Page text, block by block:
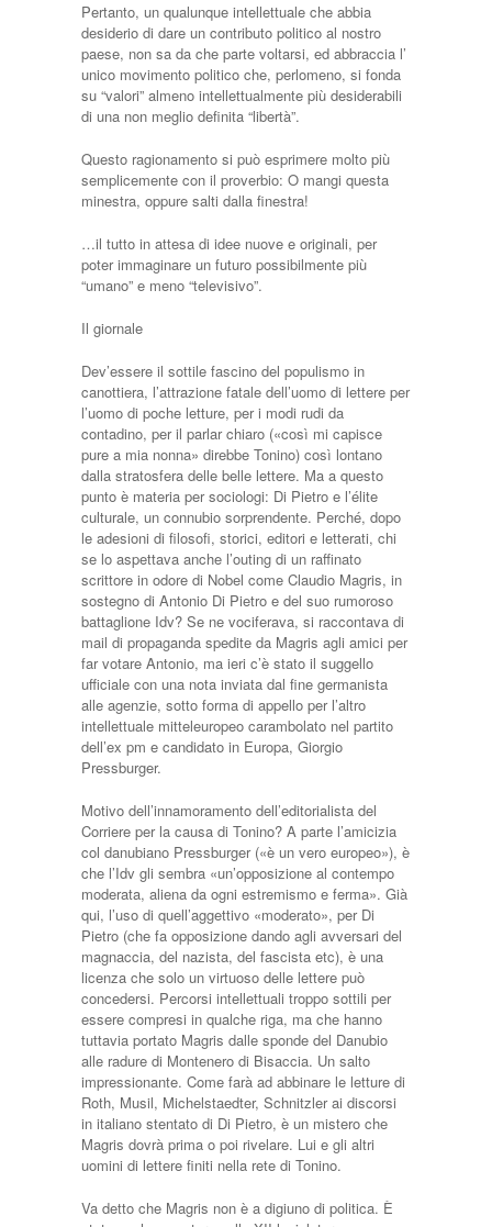
Pertanto, un qualunque intellettuale che abbia
desiderio di dare un contributo politico al nostro
paese, non sa da che parte voltarsi, ed abbraccia l’
unico movimento politico che, perlomeno, si fonda
su “valori” almeno intellettualmente più desiderabili
di una non meglio definita “libertà”.
Questo ragionamento si può esprimere molto più
semplicemente con il proverbio: O mangi questa
minestra, oppure salti dalla finestra!
…il tutto in attesa di idee nuove e originali, per
poter immaginare un futuro possibilmente più
“umano” e meno “televisivo”.
Il giornale
Dev’essere il sottile fascino del populismo in
canottiera, l’attrazione fatale dell’uomo di lettere per
l’uomo di poche letture, per i modi rudi da
contadino, per il parlar chiaro («così mi capisce
pure a mia nonna» direbbe Tonino) così lontano
dalla stratosfera delle belle lettere. Ma a questo
punto è materia per sociologi: Di Pietro e l’élite
culturale, un connubio sorprendente. Perché, dopo
le adesioni di filosofi, storici, editori e letterati, chi
se lo aspettava anche l’outing di un raffinato
scrittore in odore di Nobel come Claudio Magris, in
sostegno di Antonio Di Pietro e del suo rumoroso
battaglione Idv? Se ne vociferava, si raccontava di
mail di propaganda spedite da Magris agli amici per
far votare Antonio, ma ieri c’è stato il suggello
ufficiale con una nota inviata dal fine germanista
alle agenzie, sotto forma di appello per l’altro
intellettuale mitteleuropeo carambolato nel partito
dell’ex pm e candidato in Europa, Giorgio
Pressburger.
Motivo dell’innamoramento dell’editorialista del
Corriere per la causa di Tonino? A parte l’amicizia
col danubiano Pressburger («è un vero europeo»), è
che l’Idv gli sembra «un’opposizione al contempo
moderata, aliena da ogni estremismo e ferma». Già
qui, l’uso di quell’aggettivo «moderato», per Di
Pietro (che fa opposizione dando agli avversari del
magnaccia, del nazista, del fascista etc), è una
licenza che solo un virtuoso delle lettere può
concedersi. Percorsi intellettuali troppo sottili per
essere compresi in qualche riga, ma che hanno
tuttavia portato Magris dalle sponde del Danubio
alle radure di Montenero di Bisaccia. Un salto
impressionante. Come farà ad abbinare le letture di
Roth, Musil, Michelstaedter, Schnitzler ai discorsi
in italiano stentato di Di Pietro, è un mistero che
Magris dovrà prima o poi rivelare. Lui e gli altri
uomini di lettere finiti nella rete di Tonino.
Va detto che Magris non è a digiuno di politica. È